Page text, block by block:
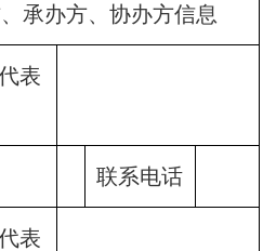
承办方、协办方信息
表
联系电话
表